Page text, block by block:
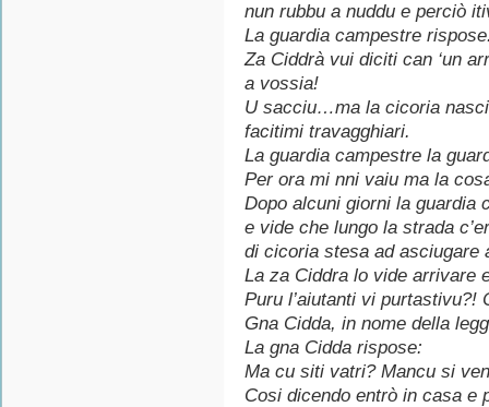
nun rubbu a nuddu e perciò
La guardia campestre
Za Ciddrà vui diciti can ‘un
a vossia!
U sacciu…ma la cicoria
facitimi travagghiari.
La guardia campestre la
Per ora mi nni vaiu ma la
Dopo alcuni giorni la guardia
e vide che lungo la strada
di cicoria stesa ad asciugare
La za Ciddra lo vide arrivare
Puru l’aiutanti vi purtastivu?!
Gna Cidda, in nome della
La gna Cidda rispose:
Ma cu siti vatri? Mancu si
Cosi dicendo entrò in casa e